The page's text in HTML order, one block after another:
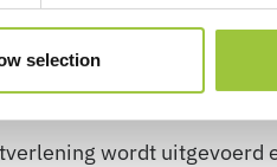
selection
NEN 7510 en BIO
uitvoering
wordt uitgevoerd